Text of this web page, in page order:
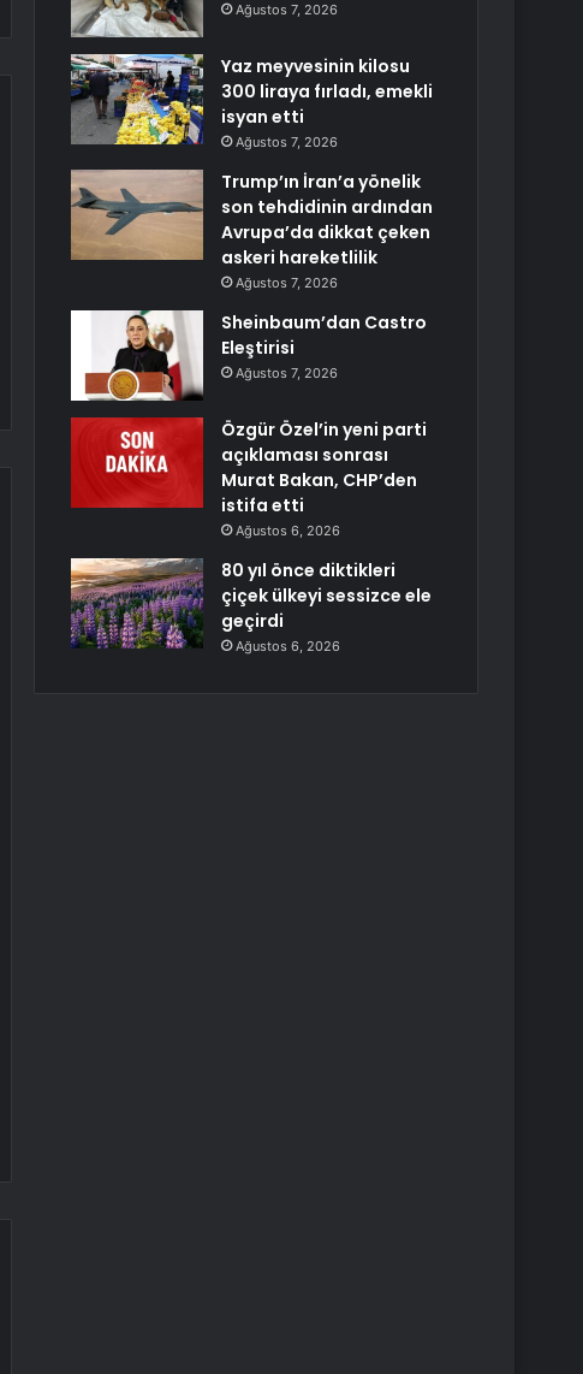
Ağustos 7, 2026
Yaz meyvesinin kilosu
300 liraya fırladı, emekli
isyan etti
Ağustos 7, 2026
Trump’ın İran’a yönelik
son tehdidinin ardından
Avrupa’da dikkat çeken
askeri hareketlilik
Ağustos 7, 2026
Sheinbaum’dan Castro
Eleştirisi
Ağustos 7, 2026
Özgür Özel’in yeni parti
açıklaması sonrası
Murat Bakan, CHP’den
istifa etti
Ağustos 6, 2026
80 yıl önce diktikleri
çiçek ülkeyi sessizce ele
geçirdi
Ağustos 6, 2026